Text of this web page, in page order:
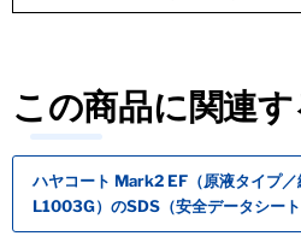
この商品に関連
ハヤコート Mark2 EF（原液タイプ
L1003G）のSDS（安全データシート